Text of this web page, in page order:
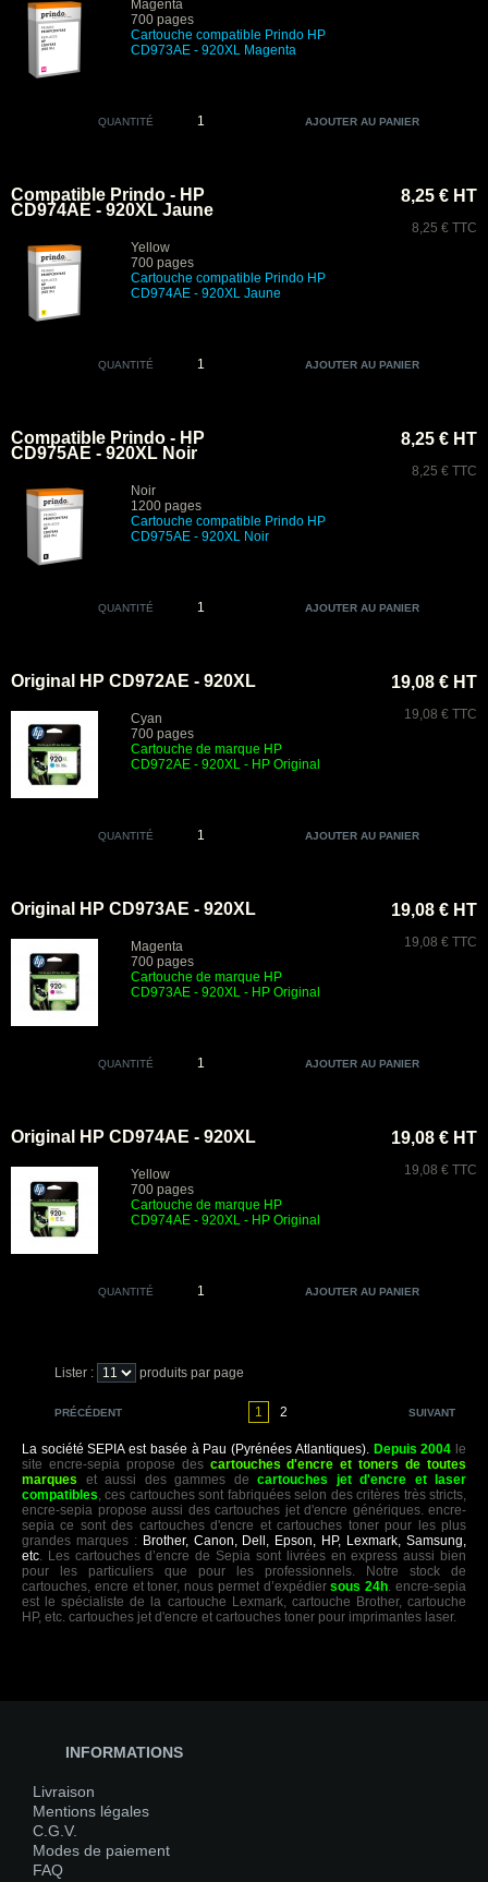
Magenta
700 pages
Cartouche compatible Prindo HP
CD973AE - 920XL Magenta
QUANTITÉ
Compatible Prindo - HP
CD974AE - 920XL Jaune
Yellow
700 pages
Cartouche compatible Prindo HP
CD974AE - 920XL Jaune
8,25 € HT
8,25 € TTC
QUANTITÉ
Compatible Prindo - HP
CD975AE - 920XL Noir
Noir
1200 pages
Cartouche compatible Prindo HP
CD975AE - 920XL Noir
8,25 € HT
8,25 € TTC
QUANTITÉ
Original HP CD972AE - 920XL
Cyan
700 pages
Cartouche de marque HP
CD972AE - 920XL - HP Original
19,08 € HT
19,08 € TTC
QUANTITÉ
Original HP CD973AE - 920XL
Magenta
700 pages
Cartouche de marque HP
CD973AE - 920XL - HP Original
19,08 € HT
19,08 € TTC
QUANTITÉ
Original HP CD974AE - 920XL
Yellow
700 pages
Cartouche de marque HP
CD974AE - 920XL - HP Original
19,08 € HT
19,08 € TTC
QUANTITÉ
Lister : produits par page
PRÉCÉDENT 1 2 SUIVANT
La société SEPIA est basée à Pau (Pyrénées Atlantiques). Depuis 2004 le
site encre-sepia propose des cartouches d'encre et toners de toutes
marques et aussi des gammes de cartouches jet d'encre et laser
compatibles, ces cartouches sont fabriquées selon des critères très stricts,
encre-sepia propose aussi des cartouches jet d'encre génériques. encre-
sepia ce sont des cartouches d'encre et cartouches toner pour les plus
grandes marques : Brother, Canon, Dell, Epson, HP, Lexmark, Samsung,
etc. Les cartouches d’encre de Sepia sont livrées en express aussi bien
pour les particuliers que pour les professionnels. Notre stock de
cartouches, encre et toner, nous permet d’expédiersous 24h. encre-sepia
est le spécialiste de la cartouche Lexmark, cartouche Brother, cartouche
HP, etc. cartouches jet d'encre et cartouches toner pour imprimantes laser.
INFORMATIONS
Livraison
Mentions légales
C.G.V.
Modes de paiement
FAQ